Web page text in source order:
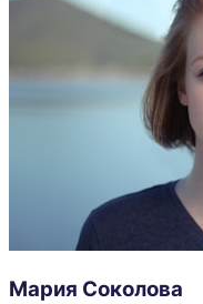
Мария Соколова